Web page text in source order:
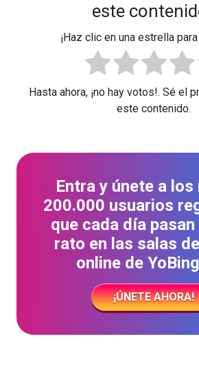
este
¡Haz clic en una estrella
Hasta ahora, ¡no hay votos!. Sé el
este contenido.
Entra y únete a los
200.000 usuarios
que cada día pasan
rato en las salas
online de
¡ÚNETE AHORA!